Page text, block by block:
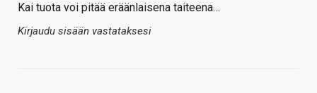
Kai tuota voi pitää eräänlaisena taiteena…
Kirjaudu sisään vastataksesi